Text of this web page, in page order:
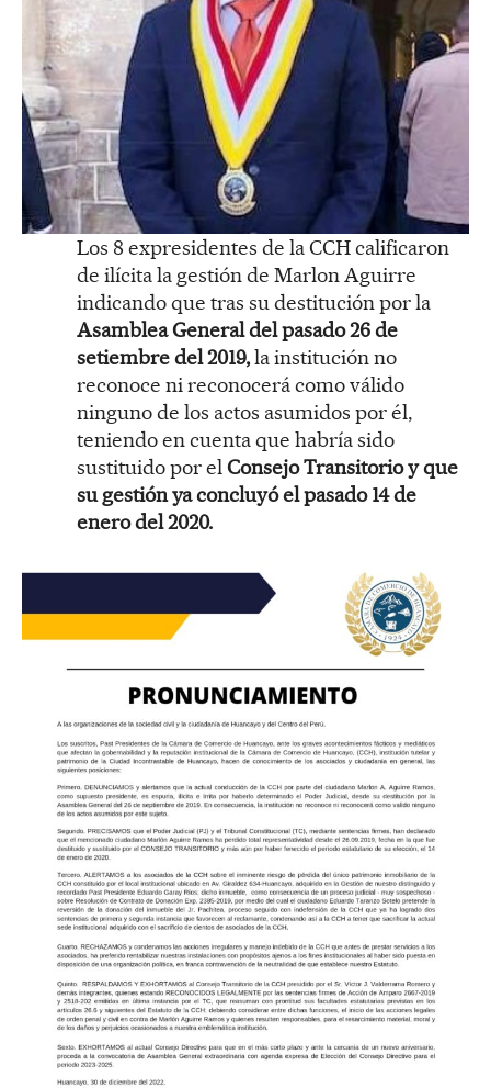
Los 8 expresidentes de la CCH calificaron
de ilícita la gestión de Marlon Aguirre
indicando que tras su destitución por la
Asamblea General del pasado 26 de
setiembre del 2019,la institución no
reconoce ni reconocerá como válido
ninguno de los actos asumidos por él,
teniendo en cuenta que habría sido
sustituido por elConsejo Transitorio y que
su gestión ya concluyó el pasado 14 de
enero del 2020.